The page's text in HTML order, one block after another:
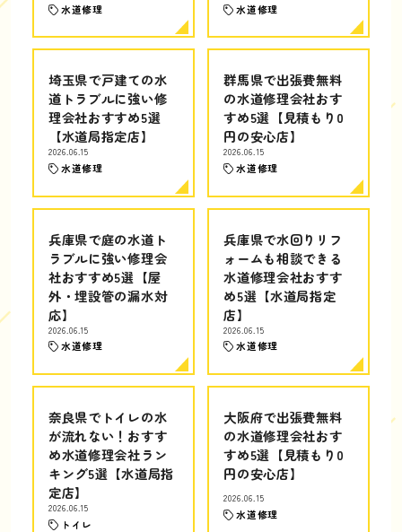
水道修理 水道修理
埼玉県で戸建ての水
道トラブルに強い修
理会社おすすめ5選
【水道局指定店】
2026.06.15
水道修理
群馬県で出張費無料
の水道修理会社おす
すめ5選【見積もり0
円の安心店】
2026.06.15
水道修理
兵庫県で庭の水道ト
ラブルに強い修理会
社おすすめ5選【屋
外・埋設管の漏水対
応】
2026.06.15
水道修理
兵庫県で水回りリフ
ォームも相談できる
水道修理会社おすす
め5選【水道局指定
店】
2026.06.15
水道修理
奈良県でトイレの水
が流れない！おすす
め水道修理会社ラン
キング5選【水道局指
定店】
2026.06.15
トイレ
大阪府で出張費無料
の水道修理会社おす
すめ5選【見積もり0
円の安心店】
2026.06.15
水道修理